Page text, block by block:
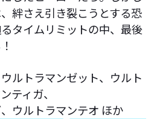
絆さえ引き裂こうとする恐
タイムリミットの中、最後
ルトラマンゼット、ウルト
ティガ、
ウルトラマンテオ ほか